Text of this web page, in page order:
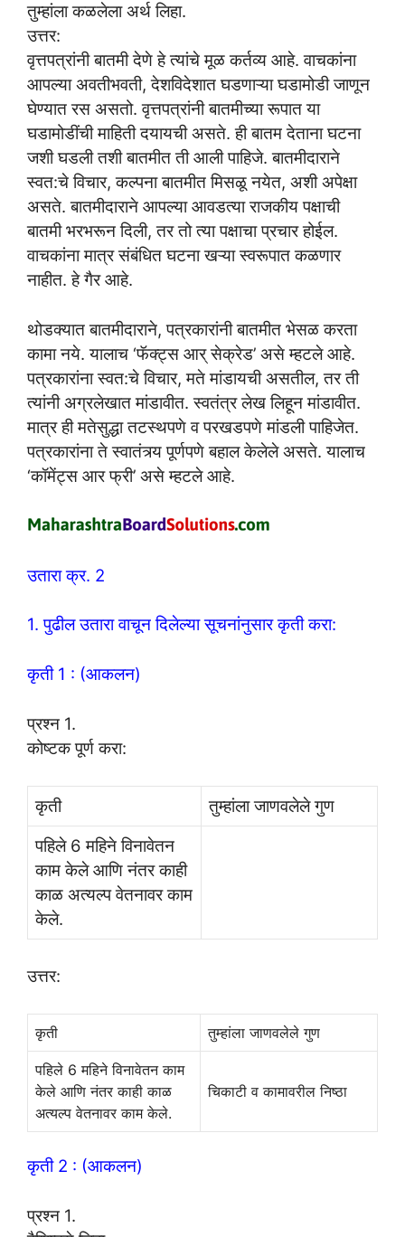
तुम्हांला कळलेला अर्थ लिहा.
उत्तर:
वृत्तपत्रांनी बातमी देणे हे त्यांचे मूळ कर्तव्य आहे. वाचकांना
आपल्या अवतीभवती, देशविदेशात घडणाऱ्या घडामोडी जाणून
घेण्यात रस असतो. वृत्तपत्रांनी बातमीच्या रूपात या
घडामोडींची माहिती दयायची असते. ही बातम देताना घटना
जशी घडली तशी बातमीत ती आली पाहिजे. बातमीदाराने
स्वत:चे विचार, कल्पना बातमीत मिसळू नयेत, अशी अपेक्षा
असते. बातमीदाराने आपल्या आवडत्या राजकीय पक्षाची
बातमी भरभरून दिली, तर तो त्या पक्षाचा प्रचार होईल.
वाचकांना मात्र संबंधित घटना खऱ्या स्वरूपात कळणार
नाहीत. हे गैर आहे.
थोडक्यात बातमीदाराने, पत्रकारांनी बातमीत भेसळ करता
कामा नये. यालाच ‘फॅक्ट्स आर् सेक्रेड’ असे म्हटले आहे.
पत्रकारांना स्वत:चे विचार, मते मांडायची असतील, तर ती
त्यांनी अग्रलेखात मांडावीत. स्वतंत्र लेख लिहून मांडावीत.
मात्र ही मतेसुद्धा तटस्थपणे व परखडपणे मांडली पाहिजेत.
पत्रकारांना ते स्वातंत्र्य पूर्णपणे बहाल केलेले असते. यालाच
‘कॉमेंट्स आर फ्री’ असे म्हटले आहे.
उतारा क्र. 2
1. पुढील उतारा वाचून दिलेल्या सूचनांनुसार कृती करा:
कृती 1 : (आकलन)
प्रश्न 1.
कोष्टक पूर्ण करा:
कृती
तुम्हांला जाणवलेले गुण
पहिले 6 महिने विनावेतन
काम केले आणि नंतर काही
काळ अत्यल्प वेतनावर काम
केले.
उत्तर:
कृती तुम्हांला जाणवलेले गुण
पहिले 6 महिने विनावेतन काम
केले आणि नंतर काही काळ
अत्यल्प वेतनावर काम केले.
चिकाटी व कामावरील निष्ठा
कृती 2 : (आकलन)
प्रश्न 1.